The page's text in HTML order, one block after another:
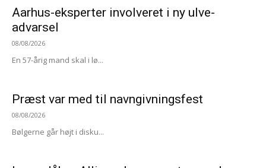
Aarhus-eksperter involveret i ny ulve-
advarsel
08/08/2026
En 57-årig mand skal i lø...
Præst var med til navngivningsfest
08/08/2026
Bølgerne går højt i disku...